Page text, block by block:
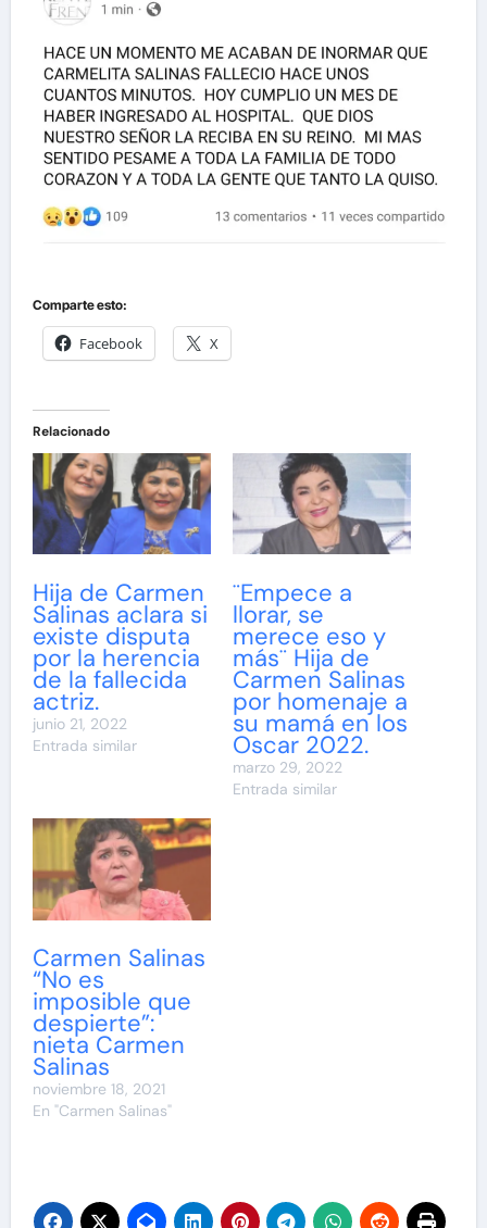
Comparte esto:
Facebook X
Relacionado
Hija de Carmen
Salinas aclara si
existe disputa
por la herencia
de la fallecida
actriz.
junio 21, 2022
Entrada similar
¨Empece a
llorar, se
merece eso y
más¨ Hija de
Carmen Salinas
por homenaje a
su mamá en los
Oscar 2022.
marzo 29, 2022
Entrada similar
Carmen Salinas
“No es
imposible que
despierte”:
nieta Carmen
Salinas
noviembre 18, 2021
En "Carmen Salinas"